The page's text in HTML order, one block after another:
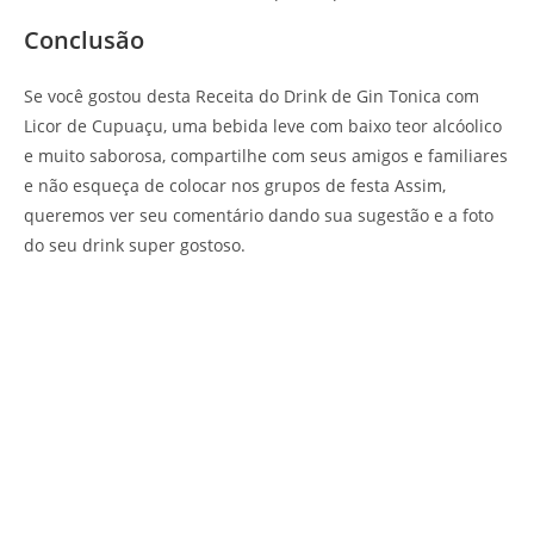
Conclusão
Se você gostou desta Receita do Drink de Gin Tonica com
Licor de Cupuaçu, uma bebida leve com baixo teor alcóolico
e muito saborosa, compartilhe com seus amigos e familiares
e não esqueça de colocar nos grupos de festa Assim,
queremos ver seu comentário dando sua sugestão e a foto
do seu drink super gostoso.